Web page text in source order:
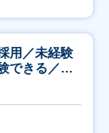
用／未経験
できる／研